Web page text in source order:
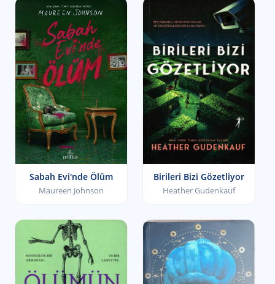
Sabah Evi'nde Ölüm
Maureen Johnson
Birileri Bizi Gözetliyor
Heather Gudenkauf